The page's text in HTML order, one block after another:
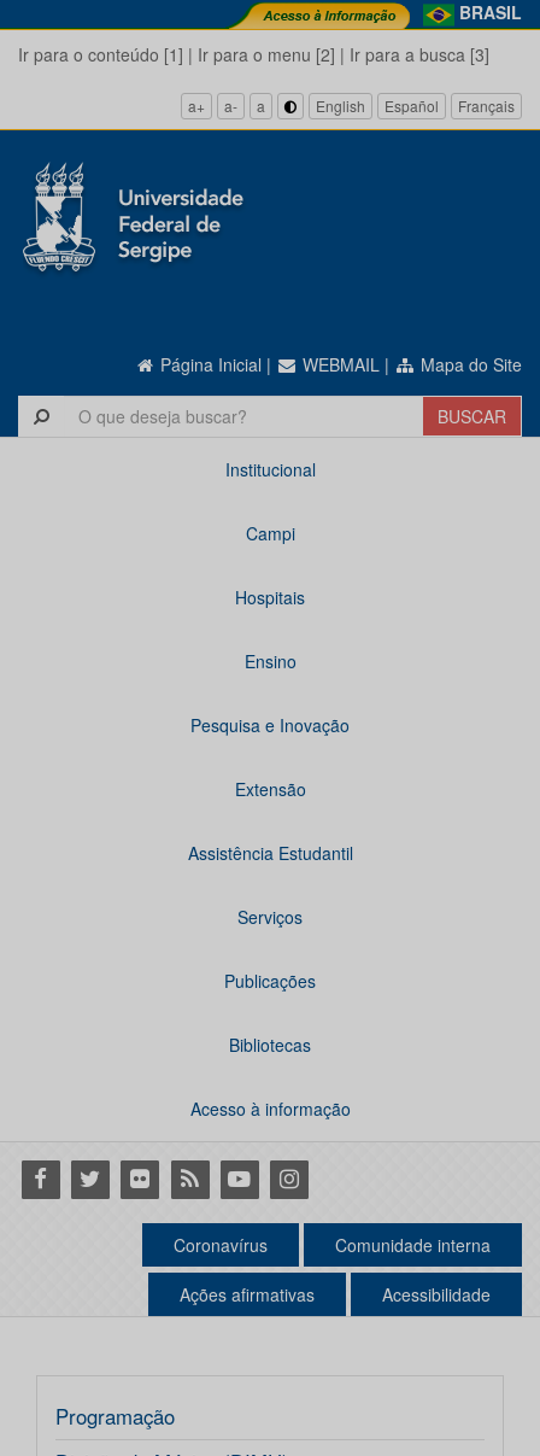
BRASIL
Ir para o conteúdo [1] | Ir para o menu [2] | Ir para a busca [3]
a+ a- a English Español Français
Página Inicial | WEBMAIL | Mapa do Site
Institucional
Campi
Hospitais
Ensino
Pesquisa e Inovação
Extensão
Assistência Estudantil
Serviços
Publicações
Bibliotecas
Acesso à informação
Facebook
Twitter Flickr RSS YoutubeInstagram
Coronavírus Comunidade interna
Ações afirmativas Acessibilidade
Programação